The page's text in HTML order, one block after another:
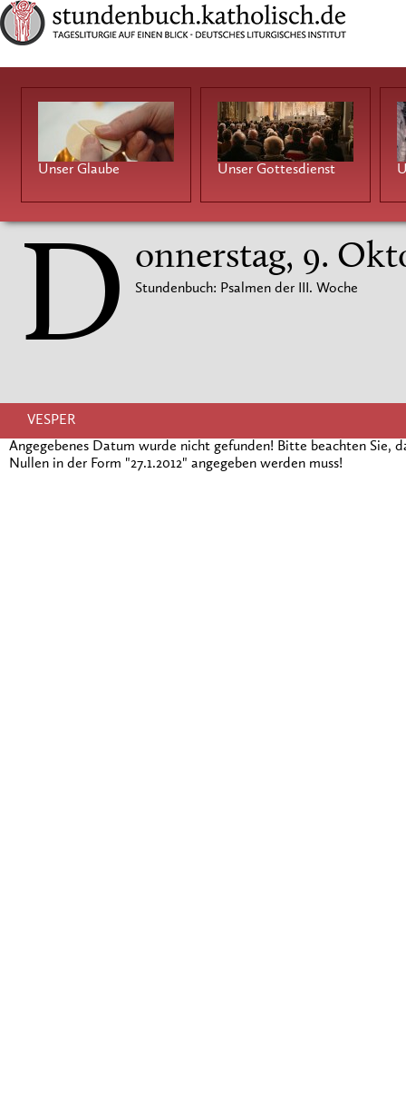
Unser Glaube Unser Gottesdienst
D onnerstag, 9.
Stundenbuch: Psalmen der III. Woche
VESPER
Angegebenes Datum wurde nicht gefunden! Bitte beachten Sie,
Nullen in der Form "27.1.2012" angegeben werden muss!